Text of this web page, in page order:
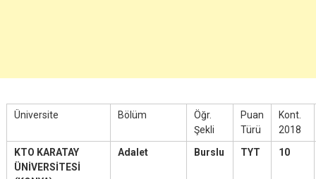
Üniversite Bölüm
Öğr.
Şekli
Puan
Türü
Kont.
2018
KTO KARATAY
ÜNİVERSİTESİ
Adalet Burslu TYT 10